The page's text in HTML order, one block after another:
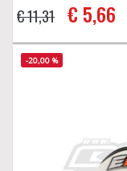
€ 11,31 € 5,66
-20,00 %